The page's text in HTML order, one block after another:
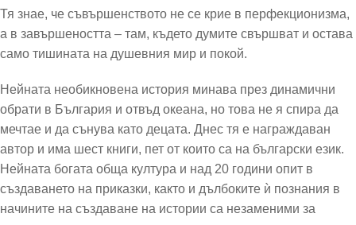
Тя знае, че съвършенството не се крие в перфекционизма,
а в завършеността – там, където думите свършват и остава
само тишината на душевния мир и покой.
Нейната необикновена история минава през динамични
обрати в България и отвъд океана, но това не я спира да
мечтае и да сънува като децата. Днес тя е награждаван
автор и има шест книги, пет от които са на български език.
Нейната богата обща култура и над 20 години опит в
създаването на приказки, както и дълбоките ѝ познания в
начините на създаване на истории са незаменими за